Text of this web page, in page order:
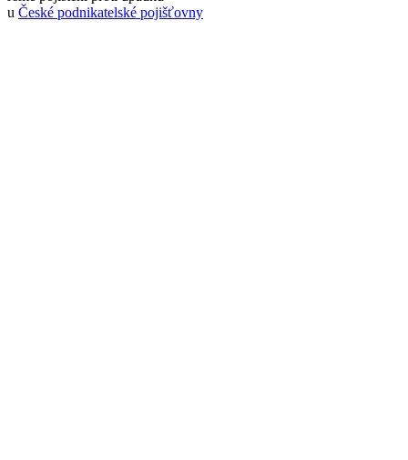
u České podnikatelské pojišťovny